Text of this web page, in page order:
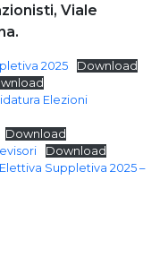
Viale
2025
Download
Elezioni
Download
Download
Suppletiva 2025 –